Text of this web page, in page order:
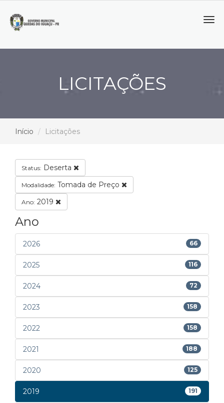
LICITAÇÕES
Início Licitações
Status: Deserta
Modalidade: Tomada de Preço
Ano: 2019
Ano
2026 66
2025 116
2024 72
2023 158
2022 158
2021 188
2020 125
2019 191